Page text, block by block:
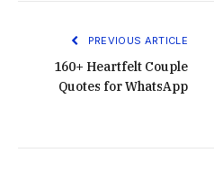
PREVIOUS ARTICLE
160+ Heartfelt Couple
Quotes for WhatsApp